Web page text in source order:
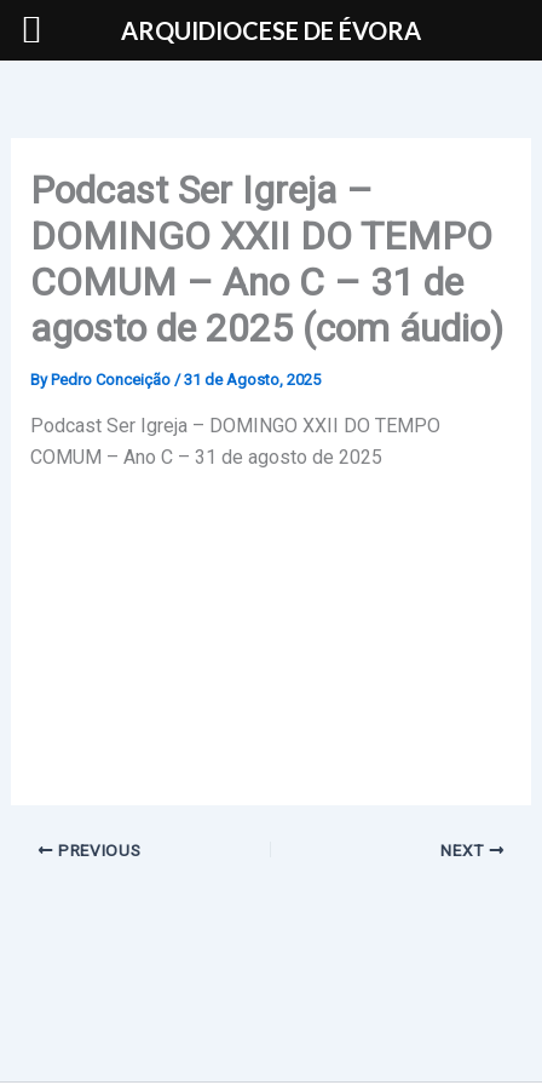
Skip
Podcast Ser Igreja –
DOMINGO XXII DO TEMPO
COMUM – Ano C – 31 de
agosto de 2025 (com áudio)
By Pedro Conceição /31 de Agosto, 2025
Podcast Ser Igreja – DOMINGO XXII DO TEMPO
COMUM – Ano C – 31 de agosto de 2025
PREVIOUS NEXT
ARQUIDIOCESE DE ÉVORA